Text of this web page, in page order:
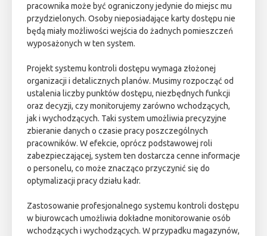
pracownika może być ograniczony jedynie do miejsc mu
przydzielonych. Osoby nieposiadające karty dostępu nie
będą miały możliwości wejścia do żadnych pomieszczeń
wyposażonych w ten system.
Projekt systemu kontroli dostępu wymaga złożonej
organizacji i detalicznych planów. Musimy rozpocząć od
ustalenia liczby punktów dostępu, niezbędnych funkcji
oraz decyzji, czy monitorujemy zarówno wchodzących,
jak i wychodzących. Taki system umożliwia precyzyjne
zbieranie danych o czasie pracy poszczególnych
pracowników. W efekcie, oprócz podstawowej roli
zabezpieczającej, system ten dostarcza cenne informacje
o personelu, co może znacząco przyczynić się do
optymalizacji pracy działu kadr.
Zastosowanie profesjonalnego systemu kontroli dostępu
w biurowcach umożliwia dokładne monitorowanie osób
wchodzących i wychodzących. W przypadku magazynów,